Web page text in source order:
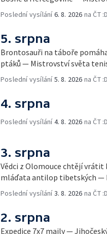
Poslední vysílání6. 8. 2026 na ČT :D
5. srpna
Brontosauři na táboře
ptáků — Mistrovství světa
Poslední vysílání5. 8. 2026 na ČT :D
4. srpna
Poslední vysílání4. 8. 2026 na ČT :D
3. srpna
Vědci z Olomouce chtějí vrátit
mláďata antilop tibetských —
Poslední vysílání3. 8. 2026 na ČT :D
2. srpna
Expedice 7x7 maily —